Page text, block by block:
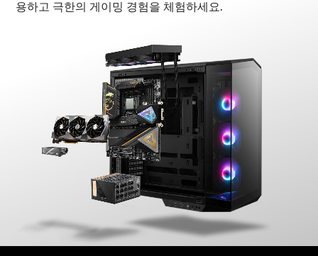
용하고 극한의 게이밍 경험을 체험하세요.